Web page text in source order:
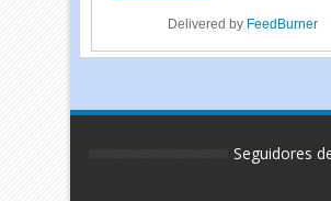
Delivered by FeedBurner
Seguidores